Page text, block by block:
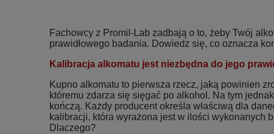
Fachowcy z Promil-Lab zadbają o to, żeby Twój
prawidłowego badania. Dowiedz się, co oznacza
Kalibracja alkomatu jest niezbędna do jego
Kupno alkomatu to pierwsza rzecz, jaką powinien
któremu zdarza się sięgać po alkohol. Na tym
kończą. Każdy producent określa właściwą dla
kalibracji, która wyrażona jest w ilości wykonanych
Dlaczego?